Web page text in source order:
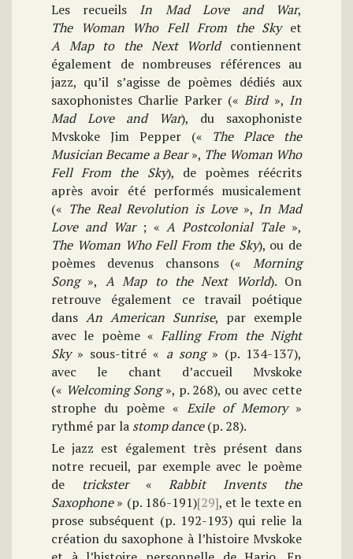
Les recueils In Mad Love and War,
The Woman Who Fell From the Skyet
A Map to the Next Worldcontiennent
également de nombreuses références au
jazz, qu’il s’agisse de poèmes dédiés aux
saxophonistes Charlie Parker («Bird», In
Mad Love and War), du saxophoniste
Mvskoke Jim Pepper (« The Place the
Musician Became a Bear», The Woman Who
Fell From the Sky), de poèmes réécrits
après avoir été performés musicalement
(« The Real Revolution is Love», In Mad
Love and War; «A Postcolonial Tale»,
The Woman Who Fell From the Sky), ou de
poèmes devenus chansons (« Morning
Song», A Map to the Next World). On
retrouve également ce travail poétique
dans An American Sunrise, par exemple
avec le poème «Falling From the Night
Sky» sous-titré « a song» (p. 134-137),
avec le chant d’accueil Mvskoke
(« Welcoming Song», p. 268), ou avec cette
strophe du poème « Exile of Memory»
rythmé par la stomp dance(p. 28).
Le jazz est également très présent dans
notre recueil, par exemple avec le poème
de trickster«Rabbit Invents the
Saxophone» (p. 186-191)[29], et le texte en
prose subséquent (p. 192-193) qui relie la
création du saxophone à l’histoire Mvskoke